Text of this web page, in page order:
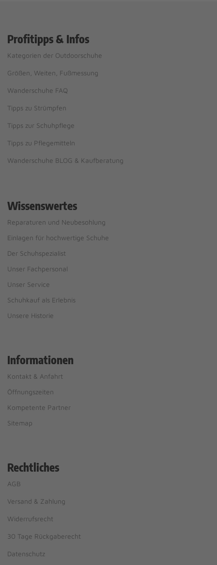
Profitipps & Infos
Kategorien der Outdoorschuhe
Größen, Weiten, Fußmessung
Wanderschuhe FAQ
Tipps zu Strümpfen
Tipps zur Schuhpflege
Tipps zu Pflegemitteln
Wanderschuhe BLOG & Kaufberatung
Wissenswertes
Reparaturen und Neubesohlung
Einlagen für hochwertige Schuhe
Der Schuhspezialist
Unser Fachpersonal
Unser Service
Schuhkauf als Erlebnis
Unsere Historie
Informationen
Kontakt & Anfahrt
Öffnungszeiten
Kompetente Partner
Sitemap
Rechtliches
AGB
Versand & Zahlung
Widerrufsrecht
30 Tage Rückgaberecht
Datenschutz